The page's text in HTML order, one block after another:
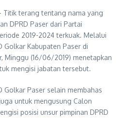
Titik terang tentang nama yang
DPRD Paser dari Partai
2019-2024 terkuak. Melalui
Golkar Kabupaten Paser di
Minggu (16/06/2019) menetapkan
mengisi jabatan tersebut.
Golkar Paser selain membahas
untuk mengusung Calon
posisi unsur pimpinan DPRD